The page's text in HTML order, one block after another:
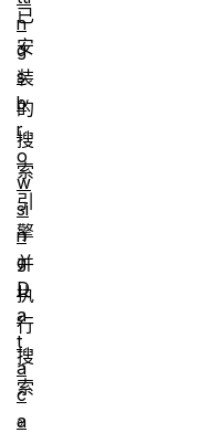
已
安
装
的
搜
索
引
擎
并
执
行
搜
索
。
n
g
s
b
r
o
w
si
n
g
D
a
t
a
c
a